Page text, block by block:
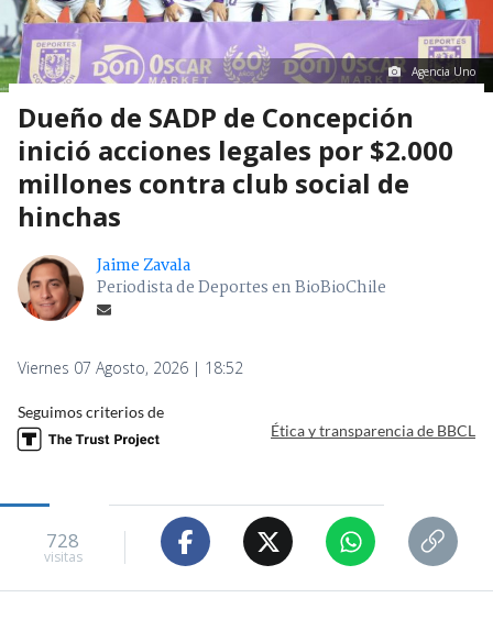
Agencia Uno
Dueño de SADP de Concepción
inició acciones legales por $2.000
millones contra club social de
hinchas
Jaime Zavala
Periodista de Deportes en BioBioChile
Viernes 07 Agosto, 2026 | 18:52
Seguimos criterios de
Ética y transparencia de BBCL
728
visitas